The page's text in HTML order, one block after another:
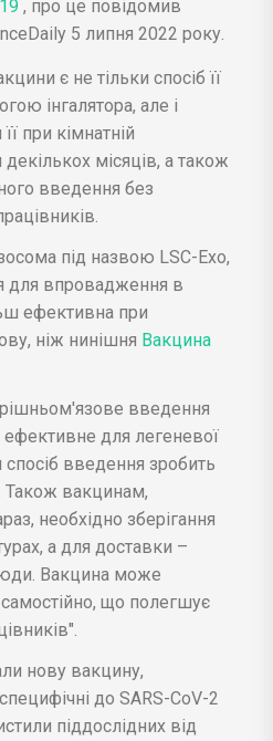
, про це повідомив
5 липня 2022 року.
є не тільки спосіб її
інгалятора, але і
при кімнатній
місяців, а також
введення без
під назвою LSC-Exo,
для впровадження в
ефективна при
ніж нинішня Вакцина
введення
ефективне для легеневої
спосіб введення зробить
Також вакцинам,
необхідно зберігання
а для доставки –
Вакцина може
що полегшує
нову вакцину,
до SARS-CoV-2
піддослідних від